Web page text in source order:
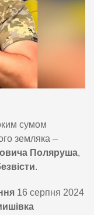
сумом
земляка –
Поляруша,
.
16 серпня 2024